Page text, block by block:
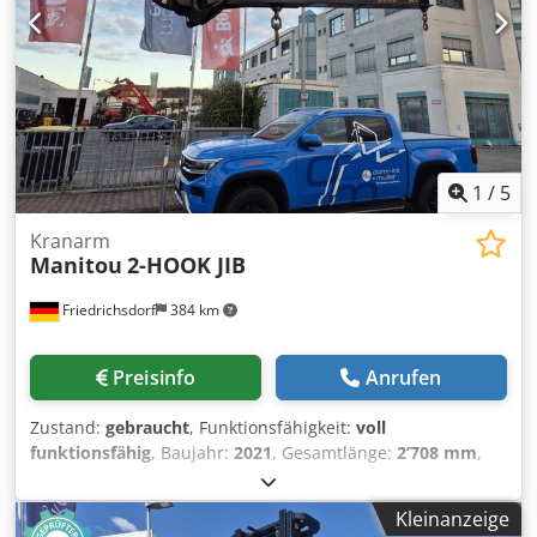
100% Bereifung hinten Typ: Polyurethan Bereifung hinten
Zustand: 80 - 100% Batterie Volt: 24V Batterie Ah: 150Ah
Batterie Typ: Lithium-Ionen Batterie Baujahr: 2025 Batterie
Zustand: 80 - 100% Initialhub, Vollfreihub, CE Zertifikat,
Wartungsfreie Lithium- Ionen Batterie,
1 / 5
Friedrichsdorf 384 km
Kranarm
Manitou 2-HOOK JIB
Preisinfo Anrufen
Zustand: gebraucht, Funktionsfähigkeit: voll
funktionsfähig, Baujahr: 2021, Gesamtlänge: 2’708 mm,
, Leergewicht:
mm, Baubreite:830 mm, Kranarm Zustand: Einsatzbereit
und voll funktionsfähig Dedpfx Asw A Tmioqqsck Zustand
Kleinanzeige